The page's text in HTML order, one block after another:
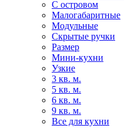
С островом
Малогабаритные
Модульные
Скрытые ручки
Размер
Мини-кухни
Узкие
3 кв. м.
5 кв. м.
6 кв. м.
9 кв. м.
Все для кухни